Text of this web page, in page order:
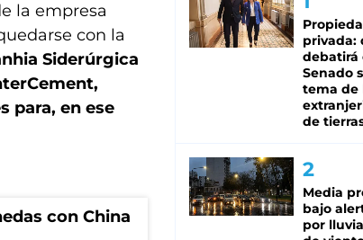
la empresa
con la
Siderúrgica
para, en ese
con China
privada:
debatirá
Senado
tema de
de
Media
bajo
por